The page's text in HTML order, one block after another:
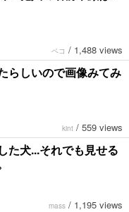
ペコ / 1,488 views
らしいので画像みてみ
kint / 559 views
た犬...それでも見せる
mass / 1,195 views